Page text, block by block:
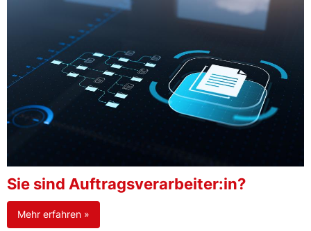
Sie sind Auftragsverarbeiter:in?
Mehr erfahren »